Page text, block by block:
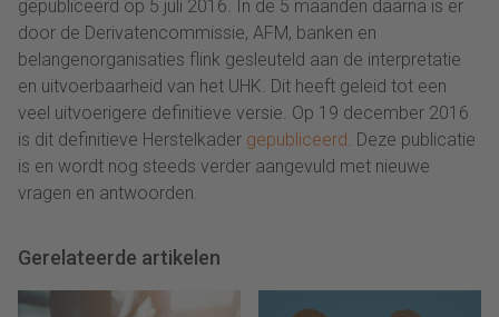
gepubliceerd op 5 juli 2016. In de 5 maanden daarna is er
door de Derivatencommissie, AFM, banken en
belangenorganisaties flink gesleuteld aan de interpretatie
en uitvoerbaarheid van het UHK. Dit heeft geleid tot een
veel uitvoerigere definitieve versie. Op 19 december 2016
is dit definitieve Herstelkader gepubliceerd. Deze publicatie
is en wordt nog steeds verder aangevuld met nieuwe
vragen en antwoorden.
Gerelateerde artikelen